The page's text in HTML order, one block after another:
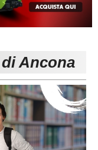
Carica la tua Rosa
Ancona